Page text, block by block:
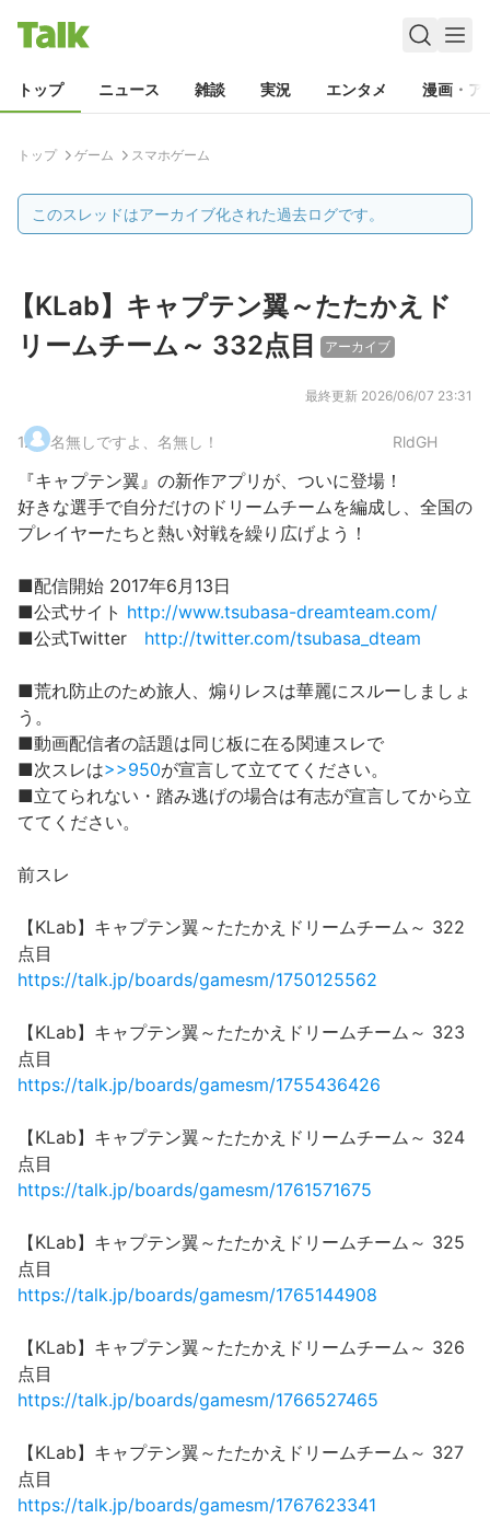
トップ ニュース 雑談 実況 エンタメ 漫画・ア
トップ ゲーム スマホゲーム
このスレッドはアーカイブ化された過去ログです。
【KLab】キャプテン翼～たたかえド
リームチーム～ 332点目
アーカイブ
最終更新 2026/06/07 23:31
1. 名無しですよ、名無し！ RldGH
『キャプテン翼』の新作アプリが、ついに登場！
好きな選手で自分だけのドリームチームを編成し、全国の
プレイヤーたちと熱い対戦を繰り広げよう！
■配信開始 2017年6月13日
■公式サイト http://www.tsubasa-dreamteam.com/
■公式Twitter http://twitter.com/tsubasa_dteam
■荒れ防止のため旅人、煽りレスは華麗にスルーしましょ
う。
■動画配信者の話題は同じ板に在る関連スレで
■次スレは>>950が宣言して立ててください。
■立てられない・踏み逃げの場合は有志が宣言してから立
ててください。
前スレ
【KLab】キャプテン翼～たたかえドリームチーム～ 322
点目
https://talk.jp/boards/gamesm/1750125562
【KLab】キャプテン翼～たたかえドリームチーム～ 323
点目
https://talk.jp/boards/gamesm/1755436426
【KLab】キャプテン翼～たたかえドリームチーム～ 324
点目
https://talk.jp/boards/gamesm/1761571675
【KLab】キャプテン翼～たたかえドリームチーム～ 325
点目
https://talk.jp/boards/gamesm/1765144908
【KLab】キャプテン翼～たたかえドリームチーム～ 326
点目
https://talk.jp/boards/gamesm/1766527465
【KLab】キャプテン翼～たたかえドリームチーム～ 327
点目
https://talk.jp/boards/gamesm/1767623341